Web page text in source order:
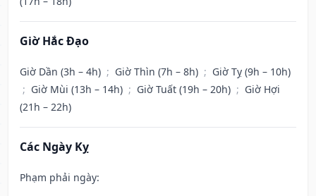
Giờ Hắc Đạo
Giờ Dần (3h – 4h) ; Giờ Thìn (7h – 8h) ; Giờ Tỵ (9h – 10h)
; Giờ Mùi (13h – 14h) ; Giờ Tuất (19h – 20h) ; Giờ Hợi
(21h – 22h)
Các Ngày Kỵ
Phạm phải ngày: